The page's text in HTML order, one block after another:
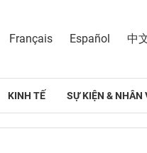
Français Español 中
KINH TẾ SỰ KIỆN & NHÂN